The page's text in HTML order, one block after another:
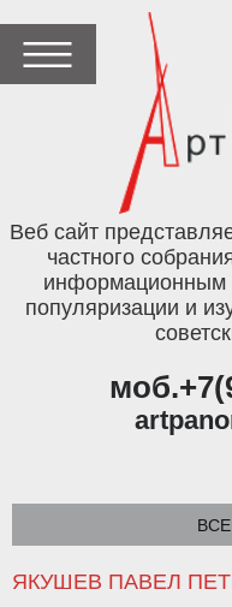
Веб сайт
частного
информационным
популяризации и
ЯКУШЕВ ПАВЕЛ